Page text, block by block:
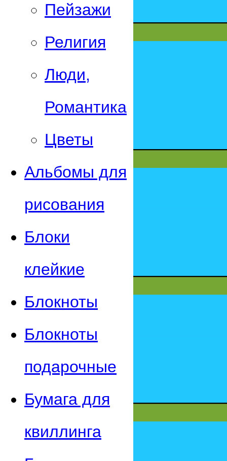
Пейзажи
Религия
Люди,
Романтика
Цветы
Альбомы для
рисования
Блоки
клейкие
Блокноты
Блокноты
подарочные
Бумага для
квиллинга